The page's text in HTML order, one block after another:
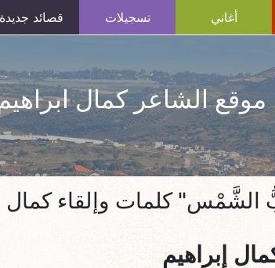
أغاني تسجيلات قصائد جديدة
موقع الشاعر كمال
الشَّمْس" كلمات وإلقاء كمال
إبراهيم